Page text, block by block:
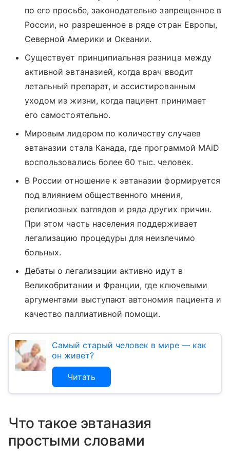
по его просьбе, законодательно запрещенное в
России, но разрешенное в ряде стран Европы,
Северной Америки и Океании.
Существует принципиальная разница между
активной эвтаназией, когда врач вводит
летальный препарат, и ассистированным
уходом из жизни, когда пациент принимает
его самостоятельно.
Мировым лидером по количеству случаев
эвтаназии стала Канада, где программой MAiD
воспользовались более 60 тыс. человек.
В России отношение к эвтаназии формируется
под влиянием общественного мнения,
религиозных взглядов и ряда других причин.
При этом часть населения поддерживает
легализацию процедуры для неизлечимо
больных.
Дебаты о легализации активно идут в
Великобритании и Франции, где ключевыми
аргументами выступают автономия пациента и
качество паллиативной помощи.
Самый старый человек в мире ― как
он живет?
Читать
Что такое эвтаназия
простыми словами